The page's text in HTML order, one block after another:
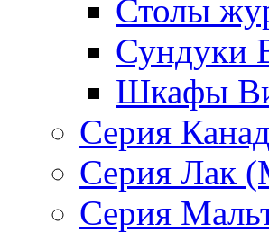
Столы
Сундуки
Шкафы
Серия
Серия Лак
Серия